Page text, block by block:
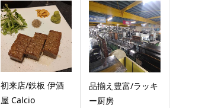
初来店/鉄板 伊酒
屋 Calcio
品揃え豊富/ラッキ
ー厨房